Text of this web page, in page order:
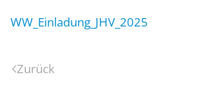
WW_Einladung_JHV_2025
Zurück